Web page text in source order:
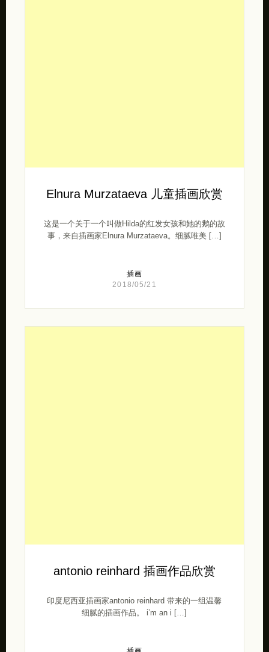
Elnura Murzataeva 儿童插画欣赏
这是一个关于一个叫做Hilda的红发女孩和她的鹅的故
事，来自插画家Elnura Murzataeva。细腻唯美 […]
插画
2018/05/21
antonio reinhard 插画作品欣赏
印度尼西亚插画家antonio reinhard 带来的一组温馨
细腻的插画作品。 i’m an i […]